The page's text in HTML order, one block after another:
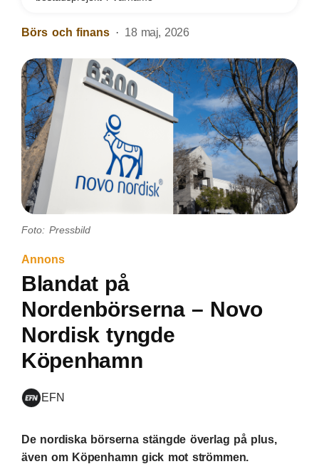
Börs och finans 18 maj, 2026
Foto: Pressbild
Annons
Blandat på
Nordenbörserna – Novo
Nordisk tyngde
Köpenhamn
EFN
De nordiska börserna stängde överlag på plus,
även om Köpenhamn gick mot strömmen.